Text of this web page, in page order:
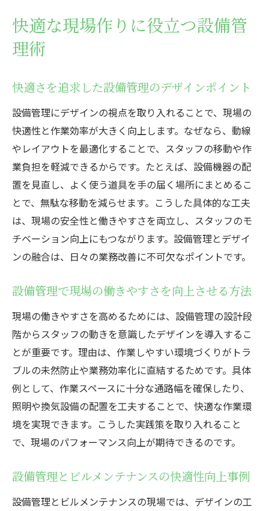
快適な現場作りに役立つ設備管
理術
快適さを追求した設備管理のデザインポイント
設備管理にデザインの視点を取り入れることで、現場の
快適性と作業効率が大きく向上します。なぜなら、動線
やレイアウトを最適化することで、スタッフの移動や作
業負担を軽減できるからです。たとえば、設備機器の配
置を見直し、よく使う道具を手の届く場所にまとめるこ
とで、無駄な移動を減らせます。こうした具体的な工夫
は、現場の安全性と働きやすさを両立し、スタッフのモ
チベーション向上にもつながります。設備管理とデザイ
ンの融合は、日々の業務改善に不可欠なポイントです。
設備管理で現場の働きやすさを向上させる方法
現場の働きやすさを高めるためには、設備管理の設計段
階からスタッフの動きを意識したデザインを導入するこ
とが重要です。理由は、作業しやすい環境づくりがトラ
ブルの未然防止や業務効率化に直結するためです。具体
例として、作業スペースに十分な通路幅を確保したり、
照明や換気設備の配置を工夫することで、快適な作業環
境を実現できます。こうした実践策を取り入れること
で、現場のパフォーマンス向上が期待できるのです。
設備管理とビルメンテナンスの快適性向上事例
設備管理とビルメンテナンスの現場では、デザインの工